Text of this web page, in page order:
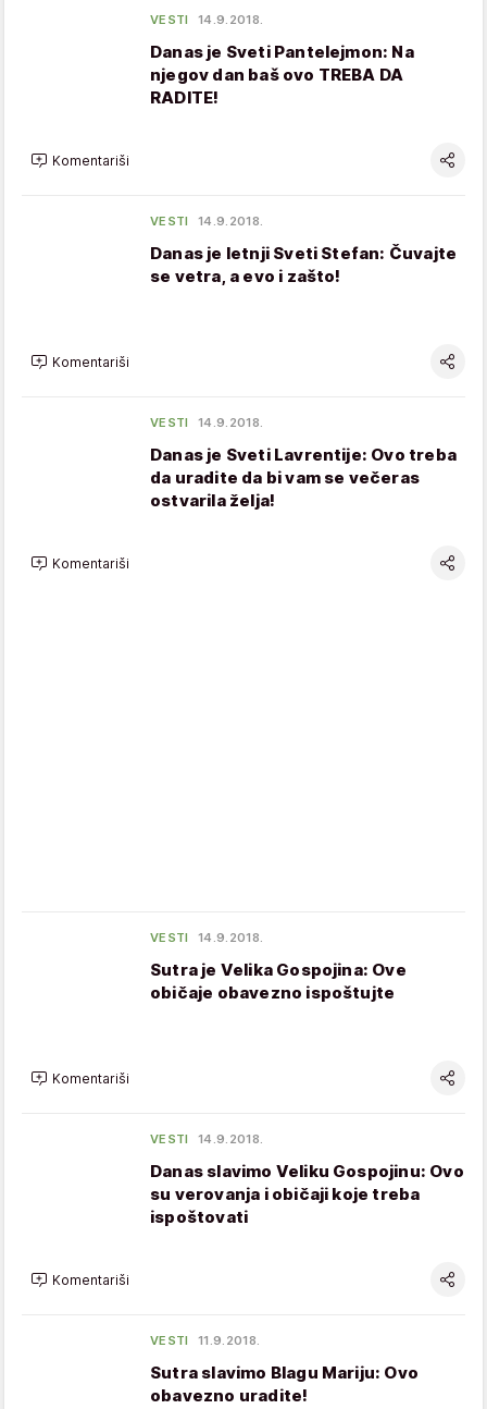
VESTI 14.9.2018.
Danas je Sveti Pantelejmon: Na
njegov dan baš ovo TREBA DA
RADITE!
Komentariši
VESTI 14.9.2018.
Danas je letnji Sveti Stefan: Čuvajte
se vetra, a evo i zašto!
Komentariši
VESTI 14.9.2018.
Danas je Sveti Lavrentije: Ovo treba
da uradite da bi vam se večeras
ostvarila želja!
Komentariši
VESTI 14.9.2018.
Sutra je Velika Gospojina: Ove
običaje obavezno ispoštujte
Komentariši
VESTI 14.9.2018.
Danas slavimo Veliku Gospojinu: Ovo
su verovanja i običaji koje treba
ispoštovati
Komentariši
VESTI 11.9.2018.
Sutra slavimo Blagu Mariju: Ovo
obavezno uradite!